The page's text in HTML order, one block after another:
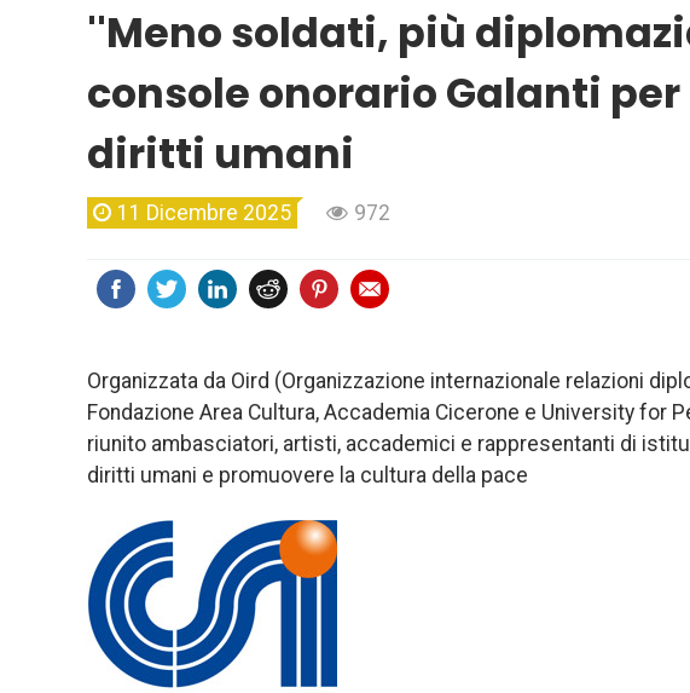
''Meno soldati, più
console onorario Galanti
diritti umani
11 Dicembre 2025 972
Organizzata da Oird (Organizzazione internazionale relazioni
Fondazione Area Cultura, Accademia Cicerone e University for
riunito ambasciatori, artisti, accademici e rappresentanti di
diritti umani e promuovere la cultura della pace